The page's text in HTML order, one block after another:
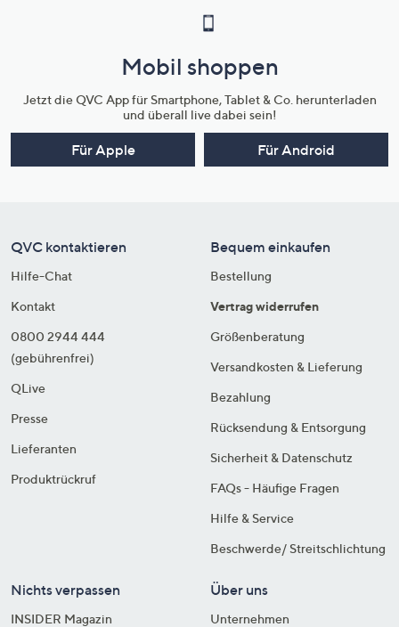
Mobil shoppen
Jetzt die QVC App für Smartphone, Tablet & Co. herunterladen
und überall live dabei sein!
Für Apple Für Android
QVC kontaktieren
Hilfe-Chat
Kontakt
0800 2944 444
(gebührenfrei)
QLive
Presse
Lieferanten
Produktrückruf
Bequem einkaufen
Bestellung
Vertrag widerrufen
Größenberatung
Versandkosten & Lieferung
Bezahlung
Rücksendung & Entsorgung
Sicherheit & Datenschutz
FAQs - Häufige Fragen
Hilfe & Service
Beschwerde/ Streitschlichtung
Nichts verpassen
INSIDER Magazin
Über uns
Unternehmen